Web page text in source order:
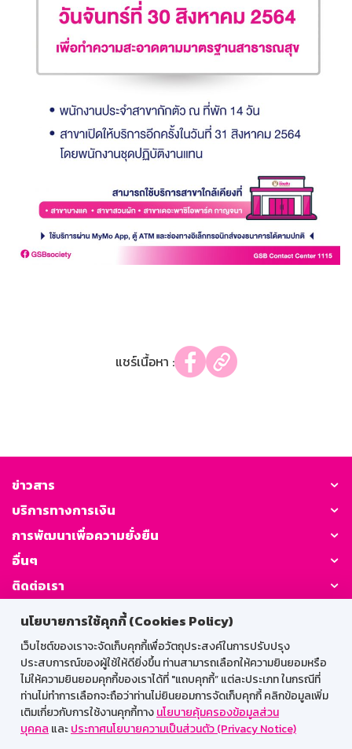
นโยบายการใช้คุกกี้ (Cookies Policy)
เว็บไซต์ของเราจะจัดเก็บคุกกี้เพื่อวัตถุประสงค์ในการปรับปรุง
ประสบการณ์ของผู้ใช้ให้ดียิ่งขึ้น ท่านสามารถเลือกให้ความยินยอมหรือ
ไม่ให้ความยินยอมคุกกี้ของเราได้ที่ "แถบคุกกี้” แต่ละประเภท ในกรณีที่
ท่านไม่ทำการเลือกจะถือว่าท่านไม่ยินยอมการจัดเก็บคุกกี้ คลิกข้อมูลเพิ่ม
เติมเกี่ยวกับการใช้งานคุกกี้ทางนโยบายคุ้มครองข้อมูลส่วน
บุคคล และประกาศนโยบายความเป็นส่วนตัว (Privacy Notice)
แชร์เนื้อหา :
ข่าวสาร
บริการทางการเงิน
การพัฒนาเพื่อความยั่งยืน
อื่นๆ
ติดต่อเรา
GSB Society:
สำหรับพนักงาน
Web HR
GSB Wisdom
M-Search